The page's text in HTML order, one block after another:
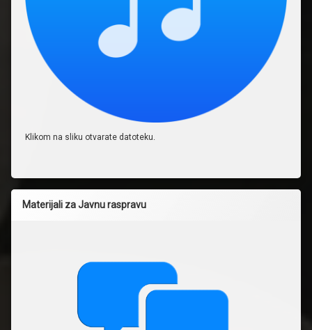
Klikom na sliku otvarate datoteku.
Materijali za Javnu raspravu